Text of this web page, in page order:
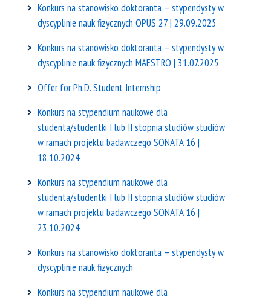
Konkurs na stanowisko doktoranta – stypendysty w
dyscyplinie nauk fizycznych OPUS 27 | 29.09.2025
Konkurs na stanowisko doktoranta – stypendysty w
dyscyplinie nauk fizycznych MAESTRO | 31.07.2025
Offer for Ph.D. Student Internship
Konkurs na stypendium naukowe dla
studenta/studentki I lub II stopnia studiów studiów
w ramach projektu badawczego SONATA 16 |
18.10.2024
Konkurs na stypendium naukowe dla
studenta/studentki I lub II stopnia studiów studiów
w ramach projektu badawczego SONATA 16 |
23.10.2024
Konkurs na stanowisko doktoranta – stypendysty w
dyscyplinie nauk fizycznych
Konkurs na stypendium naukowe dla